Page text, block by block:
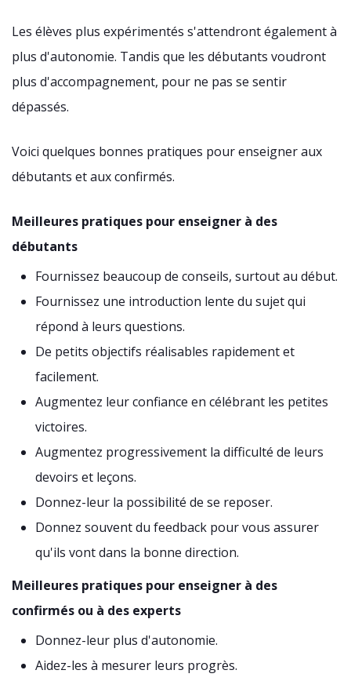
Les élèves plus expérimentés s'attendront également à
plus d'autonomie. Tandis que les débutants voudront
plus d'accompagnement, pour ne pas se sentir
dépassés.
Voici quelques bonnes pratiques pour enseigner aux
débutants et aux confirmés.
Meilleures pratiques pour enseigner à des
débutants
Fournissez beaucoup de conseils, surtout au début.
Fournissez une introduction lente du sujet qui
répond à leurs questions.
De petits objectifs réalisables rapidement et
facilement.
Augmentez leur confiance en célébrant les petites
victoires.
Augmentez progressivement la difficulté de leurs
devoirs et leçons.
Donnez-leur la possibilité de se reposer.
Donnez souvent du feedback pour vous assurer
qu'ils vont dans la bonne direction.
Meilleures pratiques pour enseigner à des
confirmés ou à des experts
Donnez-leur plus d'autonomie.
Aidez-les à mesurer leurs progrès.